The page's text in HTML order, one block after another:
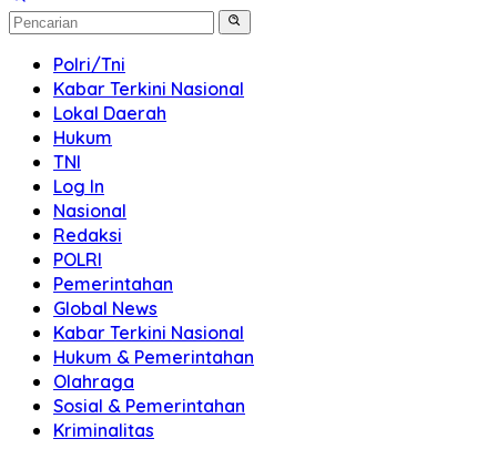
Polri/Tni
Kabar Terkini Nasional
Lokal Daerah
Hukum
TNI
Log In
Nasional
Redaksi
POLRI
Pemerintahan
Global News
Kabar Terkini Nasional
Hukum & Pemerintahan
Olahraga
Sosial & Pemerintahan
Kriminalitas